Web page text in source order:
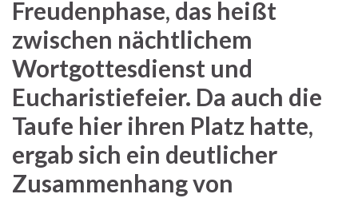
Freudenphase, das heißt
zwischen nächtlichem
Wortgottesdienst und
Eucharistiefeier. Da auch die
Taufe hier ihren Platz hatte,
ergab sich ein deutlicher
Zusammenhang von